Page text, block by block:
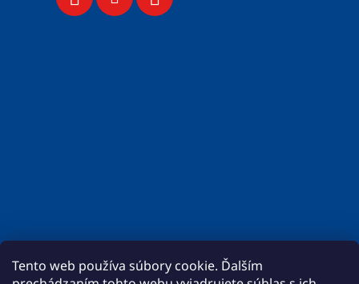
Tento web používa súbory cookie. Ďalším